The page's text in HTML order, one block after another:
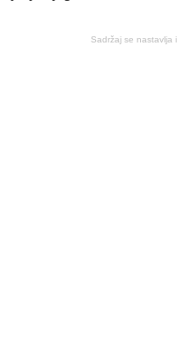
Sadržaj se nastavlja